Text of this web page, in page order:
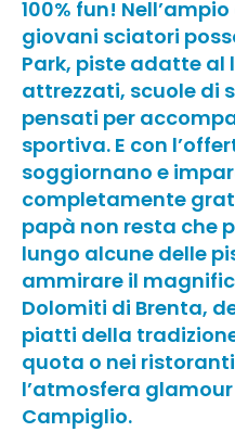
100% fun!
giovani sciatori
Park, piste adatte al
attrezzati, scuole di
pensati per
sportiva. E con
soggiornano e
completamente
papà non resta che
lungo alcune delle
ammirare il
Dolomiti di Brenta,
piatti della
quota o nei
l’atmosfera
Campiglio.